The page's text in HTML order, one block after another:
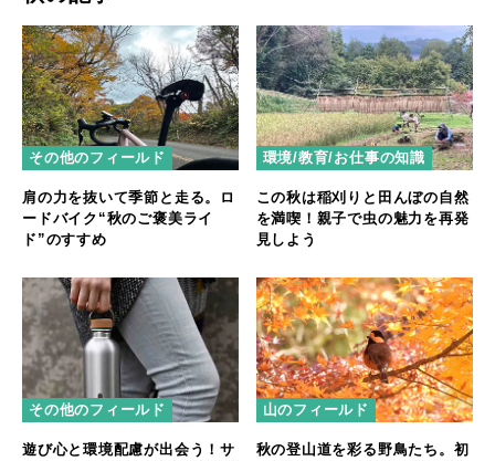
その他のフィールド
肩の力を抜いて季節と走る。ロ
ードバイク“秋のご褒美ライ
ド”のすすめ
環境/教育/お仕事の知識
この秋は稲刈りと田んぼの自然
を満喫！親子で虫の魅力を再発
見しよう
その他のフィールド
遊び心と環境配慮が出会う！サ
山のフィールド
秋の登山道を彩る野鳥たち。初